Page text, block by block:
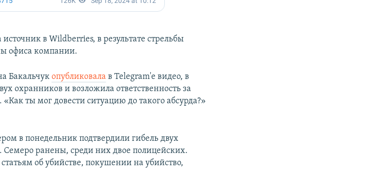
в Wildberries, в результате стрельбы
офиса компании.
Бакальчукопубликовала в Telegram'е видео, в
охранников и возложила ответственность за
ты мог довести ситуацию до такого абсурда?»
в понедельник подтвердили гибель двух
Семеро ранены, среди них двое полицейских.
об убийстве, покушении на убийство,